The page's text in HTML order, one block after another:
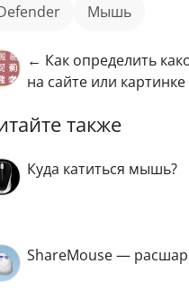
Defender мышь
← Как определить
на сайте или картинке
также
Куда катиться мышь?
ShareMouse —